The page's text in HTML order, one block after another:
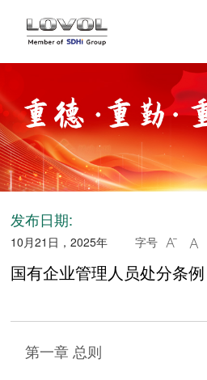
三重展学论坛 理论学习
发布日期:
10月21日，2025年 字号  
国有企业管理人员处分条例
第一章 总则